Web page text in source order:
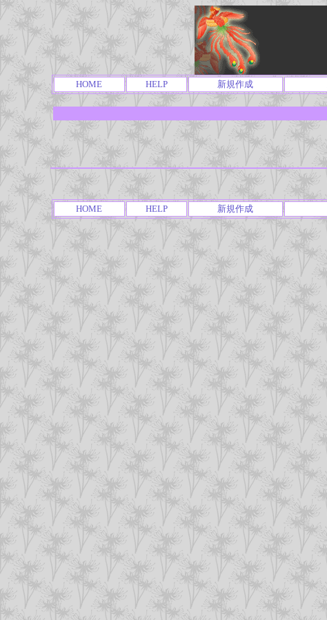
HOME HELP 新規作成
HOME HELP 新規作成